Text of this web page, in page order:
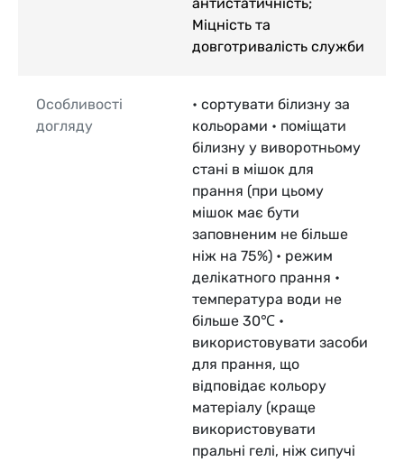
Міцність та
довготривалість служби
Особливості
догляду
• сортувати білизну за
кольорами • поміщати
білизну у виворотньому
стані в мішок для
прання (при цьому
мішок має бути
заповненим не більше
ніж на 75%) • режим
делікатного прання •
температура води не
більше 30℃ •
використовувати засоби
для прання, що
відповідає кольору
матеріалу (краще
використовувати
пральні гелі, ніж сипучі